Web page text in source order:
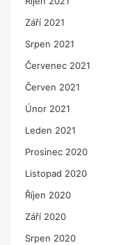
Září 2021
Srpen 2021
Červenec 2021
Červen 2021
Únor 2021
Leden 2021
Prosinec 2020
Listopad 2020
Říjen 2020
Září 2020
Srpen 2020